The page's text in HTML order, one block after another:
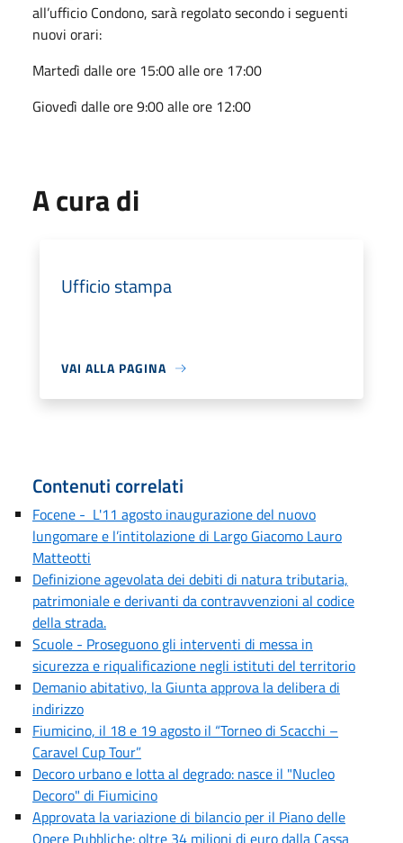
all’ufficio Condono, sarà regolato secondo i seguenti
nuovi orari:
Martedì dalle ore 15:00 alle ore 17:00
Giovedì dalle ore 9:00 alle ore 12:00
A cura di
Ufficio stampa
VAI ALLA PAGINA
Contenuti correlati
Focene - L'11 agosto inaugurazione del nuovo
lungomare e l’intitolazione di Largo Giacomo Lauro
Matteotti
Definizione agevolata dei debiti di natura tributaria,
patrimoniale e derivanti da contravvenzioni al codice
della strada.
Scuole - Proseguono gli interventi di messa in
sicurezza e riqualificazione negli istituti del territorio
Demanio abitativo, la Giunta approva la delibera di
indirizzo
Fiumicino, il 18 e 19 agosto il “Torneo di Scacchi –
Caravel Cup Tour”
Decoro urbano e lotta al degrado: nasce il "Nucleo
Decoro" di Fiumicino
Approvata la variazione di bilancio per il Piano delle
Opere Pubbliche: oltre 34 milioni di euro dalla Cassa